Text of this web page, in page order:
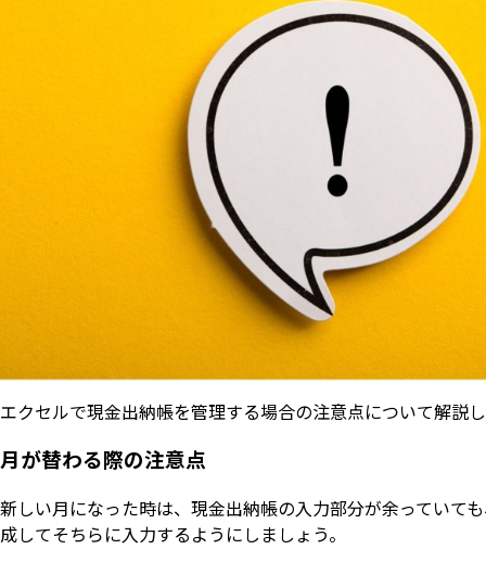
エクセルで現金出納帳を管理する場合の注意点について解説
月が替わる際の注意点
新しい月になった時は、現金出納帳の入力部分が余っていて
成してそちらに入力するようにしましょう。